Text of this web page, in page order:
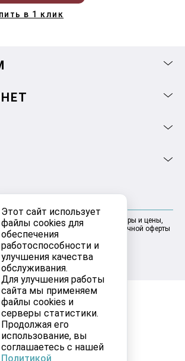
Этот сайт использует
файлы cookies для
обеспечения
работоспособности и
улучшения качества
обслуживания.
Для улучшения работы
сайта мы применяем
файлы cookies и
серверы статистики.
Продолжая его
использование, вы
соглашаетесь с нашей
Политикой
в 1 клик
2025-2026 © Информация, товары и цены,
не являются договором публичной оферты